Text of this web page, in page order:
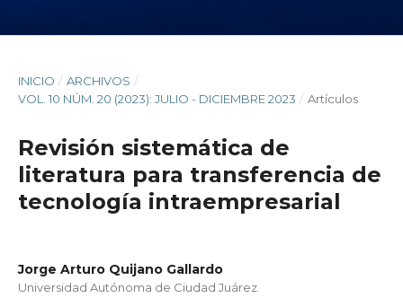
INICIO / ARCHIVOS /
VOL. 10 NÚM. 20 (2023): JULIO - DICIEMBRE 2023 / Artículos
Revisión sistemática de
literatura para transferencia de
tecnología intraempresarial
Jorge Arturo Quijano Gallardo
Universidad Autónoma de Ciudad Juárez